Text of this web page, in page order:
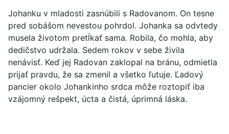
Johanku v mladosti zasnúbili s Radovanom. On tesne
pred sobášom nevestou pohrdol. Johanka sa odvtedy
musela životom pretĺkať sama. Robila, čo mohla, aby
dedičstvo udržala. Sedem rokov v sebe živila
nenávisť. Keď jej Radovan zaklopal na bránu, odmietla
prijať pravdu, že sa zmenil a všetko ľutuje. Ľadový
pancier okolo Johankinho srdca môže roztopiť iba
vzájomný rešpekt, úcta a čistá, úprimná láska.